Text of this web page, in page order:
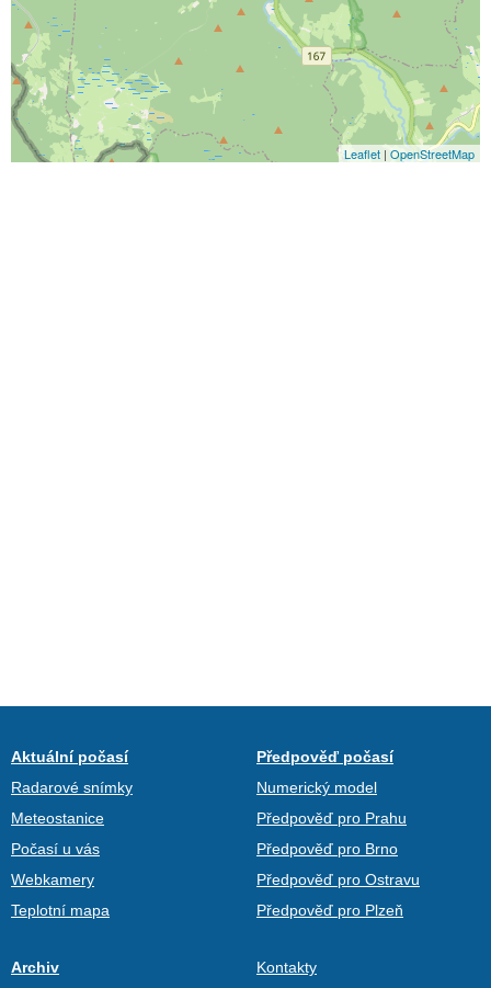
Leaflet | OpenStreetMap
Aktuální počasí
Radarové snímky
Meteostanice
Počasí u vás
Webkamery
Teplotní mapa
Předpověď počasí
Numerický model
Předpověď pro Prahu
Předpověď pro Brno
Předpověď pro Ostravu
Předpověď pro Plzeň
Archiv Kontakty